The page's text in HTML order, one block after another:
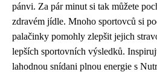
pánvi. Za pár minut si tak můžete
zdravém jídle. Mnoho sportovců si
palačinky pomohly zlepšit jejich
lepších sportovních výsledků.
lahodnou snídani plnou energie s